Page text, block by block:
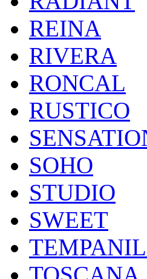
REINA
RIVERA
RONCAL
RUSTICO
SOHO
STUDIO
SWEET